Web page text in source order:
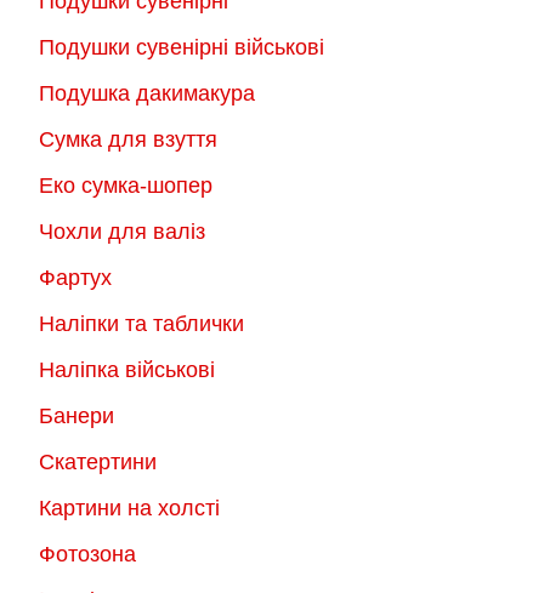
Подушки сувенірні військові
Подушка дакимакура
Сумка для взуття
Еко сумка-шопер
Чохли для валіз
Фартух
Наліпки та таблички
Наліпка військові
Банери
Скатертини
Картини на холсті
Фотозона